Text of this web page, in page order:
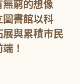
窮的想像
書館以科
與累積市民
！